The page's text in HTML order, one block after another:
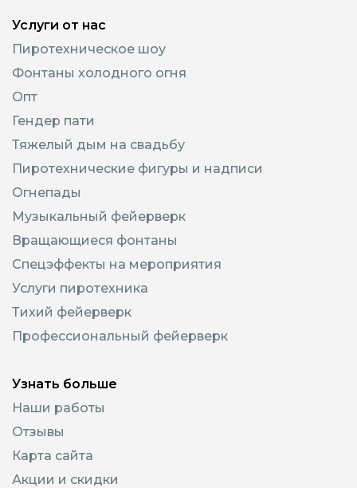
Услуги от нас
Пиротехническое шоу
Фонтаны холодного огня
Опт
Гендер пати
Тяжелый дым на свадьбу
Пиротехнические фигуры и надписи
Огнепады
Музыкальный фейерверк
Вращающиеся фонтаны
Спецэффекты на мероприятия
Услуги пиротехника
Тихий фейерверк
Профессиональный фейерверк
Узнать больше
Наши работы
Отзывы
Карта сайта
Акции и скидки